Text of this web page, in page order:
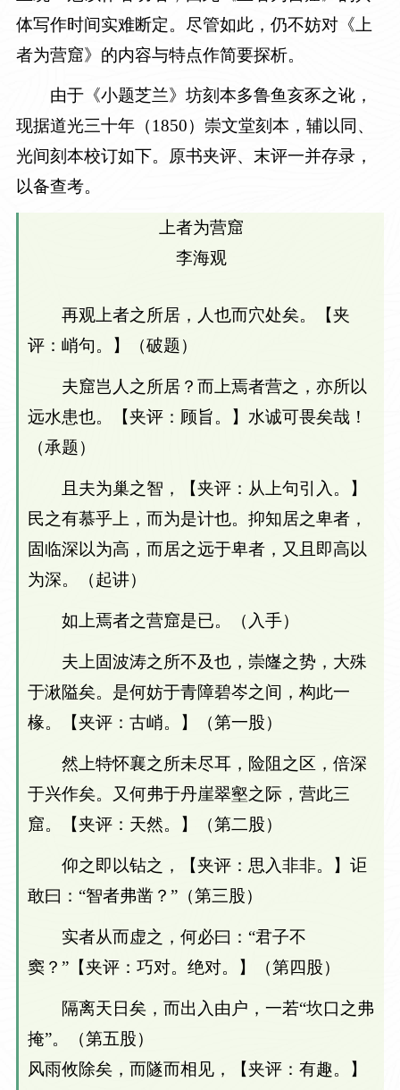
体写作时间实难断定。尽管如此，仍不妨对《上
者为营窟》的内容与特点作简要探析。
由于《小题芝兰》坊刻本多鲁鱼亥豕之讹，
现据道光三十年（1850）崇文堂刻本，辅以同、
光间刻本校订如下。原书夹评、末评一并存录，
以备查考。
上者为营窟
李海观
再观上者之所居，人也而穴处矣。【夹
评：峭句。】（破题）
夫窟岂人之所居？而上焉者营之，亦所以
远水患也。【夹评：顾旨。】水诚可畏矣哉！
（承题）
且夫为巢之智，【夹评：从上句引入。】
民之有慕乎上，而为是计也。抑知居之卑者，
固临深以为高，而居之远于卑者，又且即高以
为深。（起讲）
如上焉者之营窟是已。（入手）
夫上固波涛之所不及也，崇嶐之势，大殊
于湫隘矣。是何妨于青障碧岑之间，构此一
椽。【夹评：古峭。】（第一股）
然上特怀襄之所未尽耳，险阻之区，倍深
于兴作矣。又何弗于丹崖翠壑之际，营此三
窟。【夹评：天然。】（第二股）
仰之即以钻之，【夹评：思入非非。】讵
敢曰：“智者弗凿？”（第三股）
实者从而虚之，何必曰：“君子不
窦？”【夹评：巧对。绝对。】（第四股）
隔离天日矣，而出入由户，一若“坎口之弗
掩”。（第五股）
风雨攸除矣，而隧而相见，【夹评：有趣。】